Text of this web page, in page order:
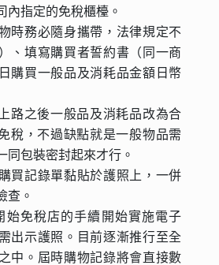
內指定的免稅櫃檯。
時務必隨身攜帶，法律規定不
、填寫購買者誓約書（同一商
購買一般品及消耗品金額日幣
路之後一般品及消耗品改為合
稅，不過缺點就是一般物品需
同包裝密封起來才行。
買記錄單黏貼於護照上，一併
查。
始免稅店的手續開始實施電子
出示護照。目前逐漸推行至全
中。屆時購物記錄將會直接數